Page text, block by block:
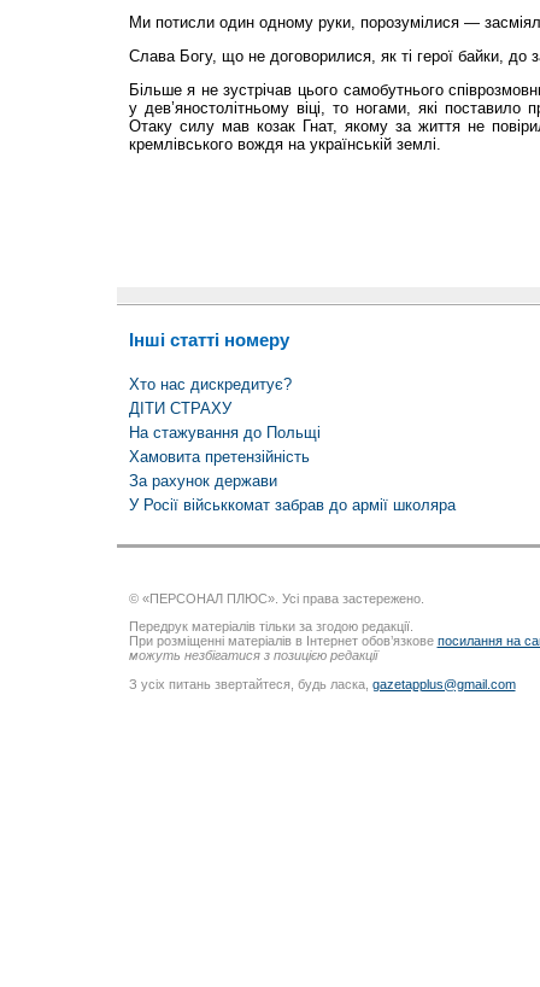
Ми потисли один одному руки, порозумілися —
Слава Богу, що не договорилися, як ті герої байки, до
Більше я не зустрічав цього самобутнього
у дев’яностолітньому віці, то ногами, які поставило
Отаку силу мав козак Гнат, якому за життя не
кремлівського вождя на українській землі.
Інші статті номеру
Хто нас дискредитує?
ДІТИ СТРАХУ
На стажування до Польщі
Хамовита претензійність
За рахунок держави
У Росії військкомат забрав до армії школяра
© «ПЕРСОНАЛ ПЛЮС». Усі права застережено.
Передрук матеріалів тільки за згодою редакції.
При розміщенні матеріалів в Інтернет обов’язкове посилання на
можуть незбігатися з позицією редакції
З усіх питань звертайтеся, будь ласка, gazetapplus@gmail.com